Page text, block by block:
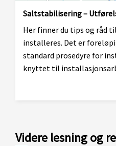
Saltstabilisering –
Her finner du tips og råd
installeres. Det er
standard prosedyre for
knyttet til
feltforsøk på 1970-tallet
og utviklingsarbeid
Videre lesning og